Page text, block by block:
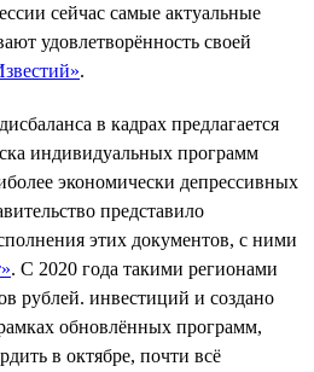
сейчас самые актуальные
удовлетворённость своей
.
в кадрах предлагается
индивидуальных программ
экономически депрессивных
представило
этих документов, с ними
. С 2020 года такими регионами
рублей. инвестиций и создано
обновлённых программ,
в октябре, почти всё